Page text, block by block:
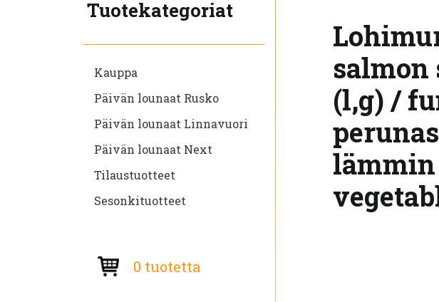
Tuotekategoriat
Kauppa
Päivän lounaat Rusko
Päivän lounaat Linnavuori
Päivän lounaat Next
Tilaustuotteet
Sesonkituotteet
0 tuotetta
(l,g) /